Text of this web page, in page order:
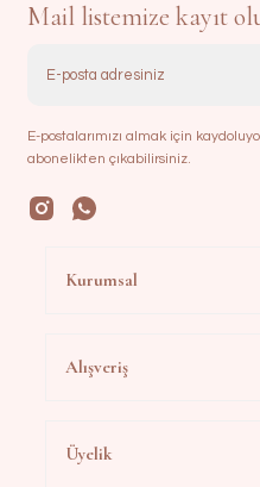
Mail listemize kayıt
E-postalarımızı almak için
abonelikten çıkabilirsiniz.
Kurumsal
Alışveriş
Üyelik